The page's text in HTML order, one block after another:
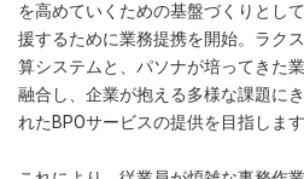
を高めていくための基盤づくりとし
援するために業務提携を開始。ラク
算システムと、パソナが培ってきた
融合し、企業が抱える多様な課題に
れたBPOサービスの提供を目指します